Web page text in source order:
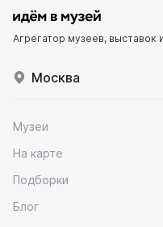
Агрегатор музеев, выставок
Москва
Музеи
На карте
Подборки
Блог